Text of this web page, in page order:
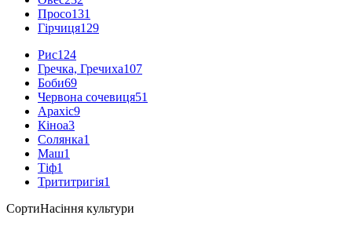
Просо131
Гірчиця129
Рис124
Гречка, Гречиха107
Боби69
Червона сочевиця51
Арахіс9
Кіноа3
Солянка1
Маш1
Тіф1
Трититригія1
СортиНасіння культури